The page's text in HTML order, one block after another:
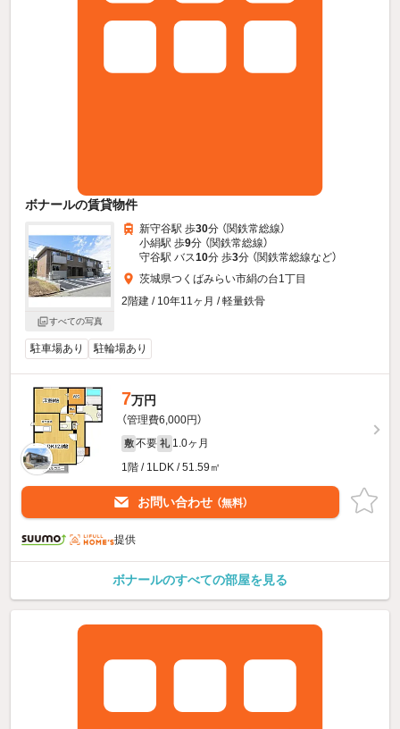
ボナールの賃貸物件
すべての写真
新守谷駅 歩30分 （関鉄常総線）
小絹駅 歩9分 （関鉄常総線）
守谷駅 バス10分 歩3分 （関鉄常総線など）
茨城県つくばみらい市絹の台1丁目
2階建 / 10年11ヶ月 / 軽量鉄骨
駐車場あり 駐輪場あり
7万円
（管理費6,000円）
敷 不要 礼 1.0ヶ月
1階 / 1LDK / 51.59㎡
お問い合わせ （無料）
提供
ボナールのすべての部屋を見る